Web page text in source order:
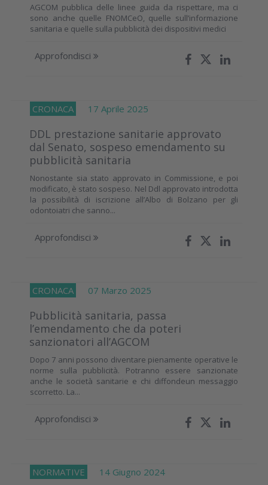
AGCOM pubblica delle linee guida da rispettare, ma ci
sono anche quelle FNOMCeO, quelle sull’informazione
sanitaria e quelle sulla pubblicità dei dispositivi medici
Approfondisci
CRONACA 17 Aprile 2025
DDL prestazione sanitarie approvato
dal Senato, sospeso emendamento su
pubblicità sanitaria
Nonostante sia stato approvato in Commissione, e poi
modificato, è stato sospeso. Nel Ddl approvato introdotta
la possibilità di iscrizione all’Albo di Bolzano per gli
odontoiatri che sanno...
Approfondisci
CRONACA 07 Marzo 2025
Pubblicità sanitaria, passa
l’emendamento che da poteri
sanzionatori all’AGCOM
Dopo 7 anni possono diventare pienamente operative le
norme sulla pubblicità. Potranno essere sanzionate
anche le società sanitarie e chi diffondeun messaggio
scorretto. La...
Approfondisci
NORMATIVE 14 Giugno 2024